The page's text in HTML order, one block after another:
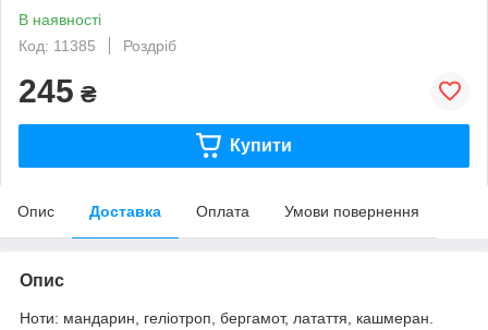
В наявності
Код: 11385
Роздріб
245 ₴
Купити
Опис Доставка Оплата Умови повернення
Опис
Ноти: мандарин, геліотроп, бергамот, латаття, кашмеран.